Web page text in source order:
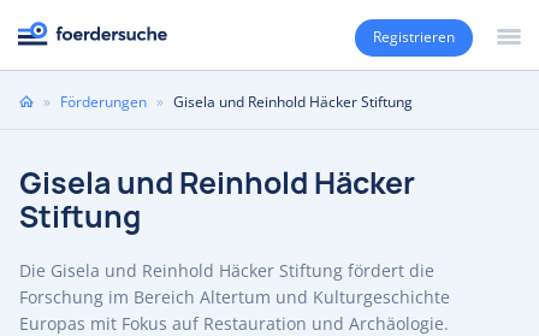
Registrieren
Sie» Förderungen » Gisela und Reinhold Häcker Stiftung
Gisela und Reinhold Häcker
Stiftung
Die Gisela und Reinhold Häcker Stiftung fördert die
Forschung im Bereich Altertum und Kulturgeschichte
Europas mit Fokus auf Restauration und Archäologie.